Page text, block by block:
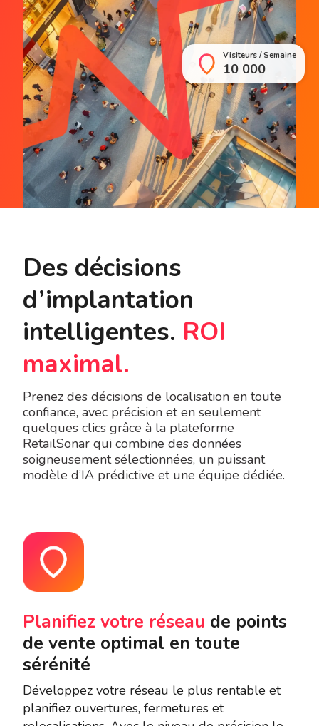
Visiteurs / Semaine
10 000
Des décisions
d’implantation
intelligentes. ROI
maximal.
Prenez des décisions de localisation en toute
confiance, avec précision et en seulement
quelques clics grâce à la plateforme
RetailSonar qui combine des données
soigneusement sélectionnées, un puissant
modèle d’IA prédictive et une équipe dédiée.
Planifiez votre réseau de points
de vente optimal en toute
sérénité
Développez votre réseau le plus rentable et
planifiez ouvertures, fermetures et